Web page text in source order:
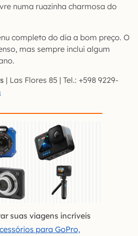
numa ruazinha charmosa do
completo do dia a bom preço. O
mas sempre inclui algum
| Las Flores 85 | Tel.: +598 9229-
suas viagens incríveis
para GoPro,